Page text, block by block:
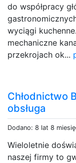
do współpracy
wyciągi
mechaniczne
przekrojach ok...
Chłodnictwo
obsługa
Dodano: 8 lat 8
Wieloletnie
naszej firmy to